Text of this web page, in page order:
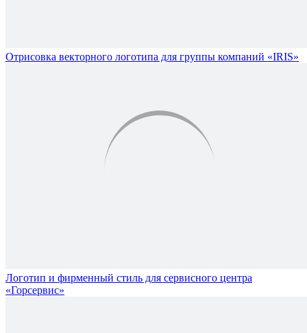
Отрисовка векторного логотипа для группы компаний «IRIS»
Логотип и фирменный стиль для сервисного центра
«Горсервис»